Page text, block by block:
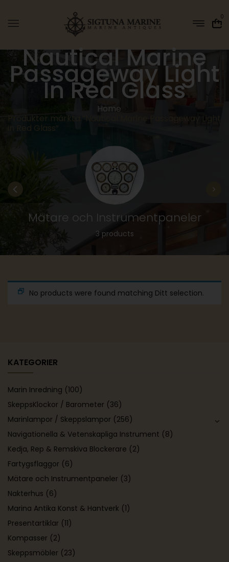
0
Nautical Marine
Passageway Light
In Red Glass
Home
Produkter märkta ”Nautical Marine Passageway Light
in Red Glass”
Mätare och Instrumentpaneler
3 products
KATEGORIER
Marin Inredning (100)
SkeppsKlockor / Barometer (36)
Marinlampor / Skeppslampor (256)
Navigationella & Vetenskapliga Instrument (8)
Kedja, Rep & Remskiva Blockerare (2)
Fartygsflaggor (6)
Mätare och Instrumentpaneler (3)
Nakterhus (6)
Marina Antika Konst & Hantverk (1)
Presentartiklar (11)
Kompasser (2)
Skeppsmöbler (23)
No products were found matching Ditt selection.